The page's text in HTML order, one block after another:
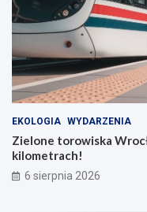
EKOLOGIA WYDARZENIA
Zielone torowiska
kilometrach!
6 sierpnia 2026